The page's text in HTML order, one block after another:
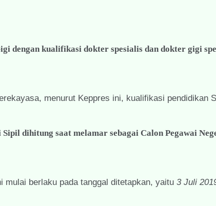
dengan kualifikasi dokter spesialis dan dokter gigi
menurut Keppres ini, kualifikasi pendidikan
dihitung saat melamar sebagai Calon Pegawai
mulai berlaku pada tanggal ditetapkan, yaitu 3 Juli